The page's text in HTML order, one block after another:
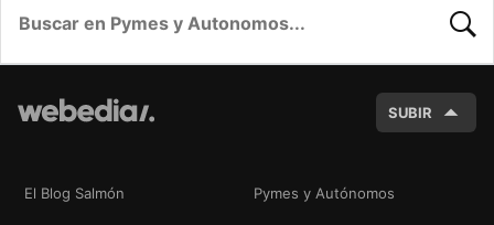
SUBIR
El Blog Salmón Pymes y Autónomos